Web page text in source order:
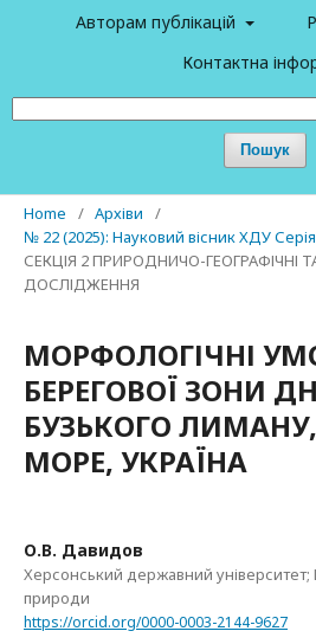
Авторам публікацій
Контактна
Пошук
Home / Архіви
/
№ 22 (2025): Науковий вісник ХДУ
СЕКЦІЯ 2 ПРИРОДНИЧО-ГЕОГРАФІЧНІ
ДОСЛІДЖЕННЯ
МОРФОЛОГІЧНІ
БЕРЕГОВОЇ ЗОНИ
БУЗЬКОГО
МОРЕ, УКРАЇНА
О.В. Давидов
Херсонський державний
природи
https://orcid.org/0000-0003-2144-9627